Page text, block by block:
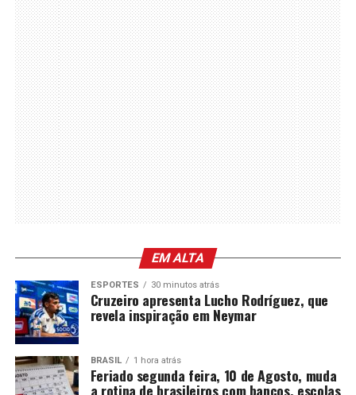
EM ALTA
ESPORTES 30 minutos atrás
Cruzeiro apresenta Lucho Rodríguez, que
revela inspiração em Neymar
BRASIL 1 hora atrás
Feriado segunda feira, 10 de Agosto, muda
a rotina de brasileiros com bancos, escolas